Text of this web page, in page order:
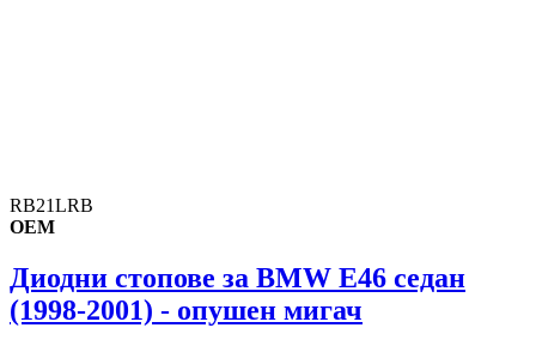
RB21LRB
OEM
Диодни стопове за BMW E46 седан
(1998-2001) - опушен мигач